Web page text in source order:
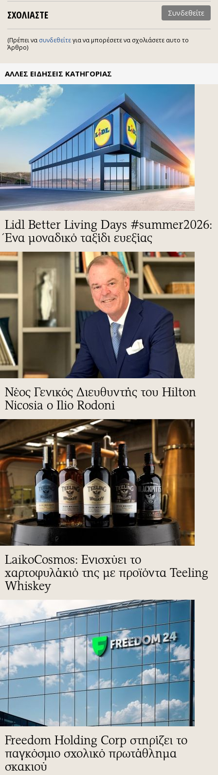
ΣΧΟΛΙΑΣΤΕ Συνδεθείτε
(Πρέπει να συνδεθείτεγια να μπορέσετε να σχολιάσετε αυτο το
Άρθρο)
ΑΛΛΕΣ ΕΙΔΗΣΕΙΣ ΚΑΤΗΓΟΡΙΑΣ
Lidl Better Living Days #summer2026:
Ένα μοναδικό ταξίδι ευεξίας
Νέος Γενικός Διευθυντής του Hilton
Nicosia ο Ilio Rodoni
LaikoCosmos: Ενισχύει το
χαρτοφυλάκιό της με προϊόντα Teeling
Whiskey
Freedom Holding Corp στηρίζει το
παγκόσμιο σχολικό πρωτάθλημα
σκακιού